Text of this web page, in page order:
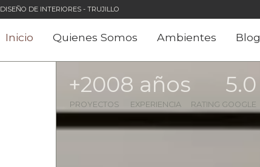
DISEÑO DE INTERIORES - TRUJILLO
Inicio Quienes Somos Ambientes Blog
PROYECTOS
+200
EXPERIENCIA
8 años
RATING GOOGLE
5.0